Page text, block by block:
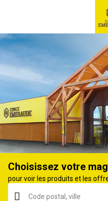
Ex : Robot tondeuse, ...
Bottes, bottillons
Choisissez votre
pour voir les produits et les